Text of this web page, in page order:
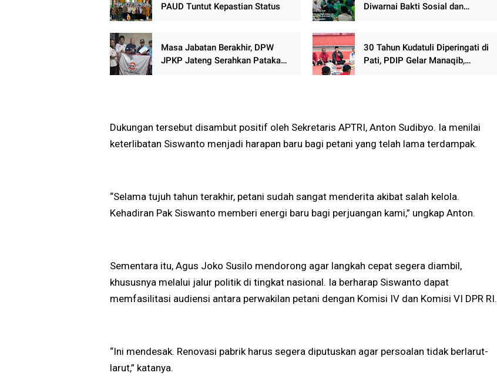
PAUD Tuntut Kepastian Status
Diwarnai Bakti Sosial dan
Masa Jabatan Berakhir, DPW
JPKP Jateng Serahkan Pataka
30 Tahun Kudatuli Diperingati di
Pati, PDIP Gelar Manaqib,
Dukungan tersebut disambut positif oleh Sekretaris APTRI, Anton Sudibyo. Ia menilai
keterlibatan Siswanto menjadi harapan baru bagi petani yang telah lama terdampak.
“Selama tujuh tahun terakhir, petani sudah sangat menderita akibat salah kelola.
Kehadiran Pak Siswanto memberi energi baru bagi perjuangan kami,” ungkap Anton.
Sementara itu, Agus Joko Susilo mendorong agar langkah cepat segera diambil,
khususnya melalui jalur politik di tingkat nasional. Ia berharap Siswanto dapat
memfasilitasi audiensi antara perwakilan petani dengan Komisi IV dan Komisi VI DPR RI.
“Ini mendesak. Renovasi pabrik harus segera diputuskan agar persoalan tidak berlarut-
larut,” katanya.